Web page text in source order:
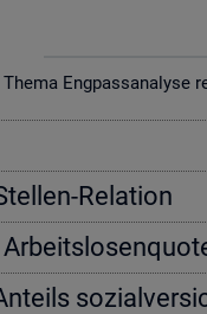
Eng­pass­ana­ly­se
Re­la­ti­on